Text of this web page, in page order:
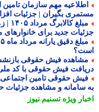
مهم سازمان تامین
بگیران | جزئیات افزایش
مبلغ
جدید برای خانوارهای
فیش حقوقی
فیش حقوقی با کد ملی و
حقوقی تامین اجتماعی |
سامانه و مشاهده جزئیات
ویژهتسنیم نیوز